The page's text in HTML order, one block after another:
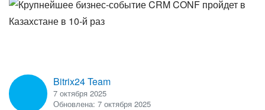
Bitrix24 Team
7 октября 2025
Обновлена: 7 октября 2025